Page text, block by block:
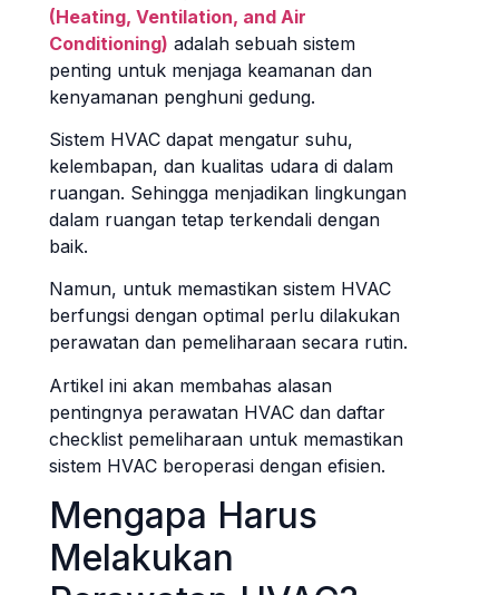
(Heating, Ventilation, and Air
Conditioning) adalah sebuah sistem
penting untuk menjaga keamanan dan
kenyamanan penghuni gedung.
Sistem HVAC dapat mengatur suhu,
kelembapan, dan kualitas udara di dalam
ruangan. Sehingga menjadikan lingkungan
dalam ruangan tetap terkendali dengan
baik.
Namun, untuk memastikan sistem HVAC
berfungsi dengan optimal perlu dilakukan
perawatan dan pemeliharaan secara rutin.
Artikel ini akan membahas alasan
pentingnya perawatan HVAC dan daftar
checklist pemeliharaan untuk memastikan
sistem HVAC beroperasi dengan efisien.
Mengapa Harus
Melakukan